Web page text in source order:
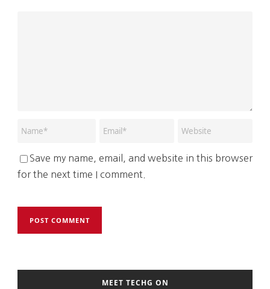
Save my name, email, and website in this browser
for the next time I comment.
MEET TECHG ON